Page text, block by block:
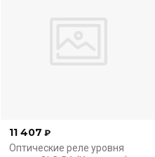
11 407 ₽
Оптические реле уровня